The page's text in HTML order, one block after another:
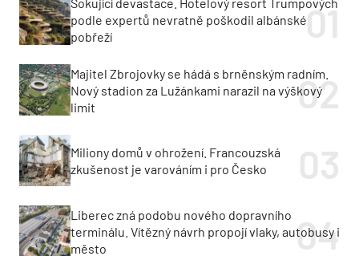
podle expertů nevratně poškodil albánské
pobřeží
Majitel Zbrojovky se hádá s brněnským radním.
Nový stadion za Lužánkami narazil na výškový
limit
Miliony domů v ohrožení. Francouzská
zkušenost je varováním i pro Česko
Liberec zná podobu nového dopravního
terminálu. Vítězný návrh propojí vlaky, autobusy i
město